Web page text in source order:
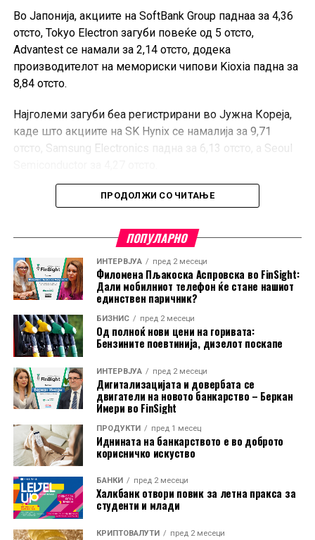
Во Јапонија, акциите на SoftBank Group паднаа за 4,36
отсто, Tokyo Electron загуби повеќе од 5 отсто,
Advantest се намали за 2,14 отсто, додека
производителот на мемориски чипови Kioxia падна за
8,84 отсто.
Најголеми загуби беа регистрирани во Јужна Кореја,
каде што акциите на SK Hynix се намалија за 9,71
отсто, Samsung Electronics падна за 6,13 отсто, а Seoul
Тајвански TSMC, најголемиот светски производител на
Технолошките акции во последните трговски сесии
се соочуваат со изразени осцилации, особено на
јужнокорејскиот пазар, каде што доминираат
компаниите од полупроводничкиот сектор.
Сепак, аналитичарите на J.P. Morgan оценуваат дека
падот на азиските технолошки акции не го нарушил
инвестицискиот циклус поврзан со вештачката
интелигенција. Според банката, не постојат
фундаментални показатели што би укажале на
значително слабеење на секторот во следните шест
до 12 месеци.
S&P Global, исто така, оцени дека глобалниот
економски раст е поттикнат од инвестициите во
вештачка интелигенција и одбраната. Производството
на технолошка опрема во јули пораснало со најбрзо
ПРОДОЛЖИ СО ЧИТАЊЕ
ПОПУЛАРНО
ИНТЕРВЈУА пред 2 месеци
Филомена Пљакоска Аспровска во FinSight:
Дали мобилниот телефон ќе стане нашиот
единствен паричник?
БИЗНИС пред 2 месеци
Од полноќ нови цени на горивата:
Бензините поевтинија, дизелот поскапе
ИНТЕРВЈУА пред 2 месеци
Дигитализацијата и довербата се
двигатели на новото банкарство – Беркан
Имери во FinSight
ПРОДУКТИ пред 1 месец
Иднината на банкарството е во доброто
корисничко искуство
БАНКИ пред 2 месеци
Халкбанк отвори повик за летна пракса за
студенти и млади
КРИПТОВАЛУТИ пред 2 месеци